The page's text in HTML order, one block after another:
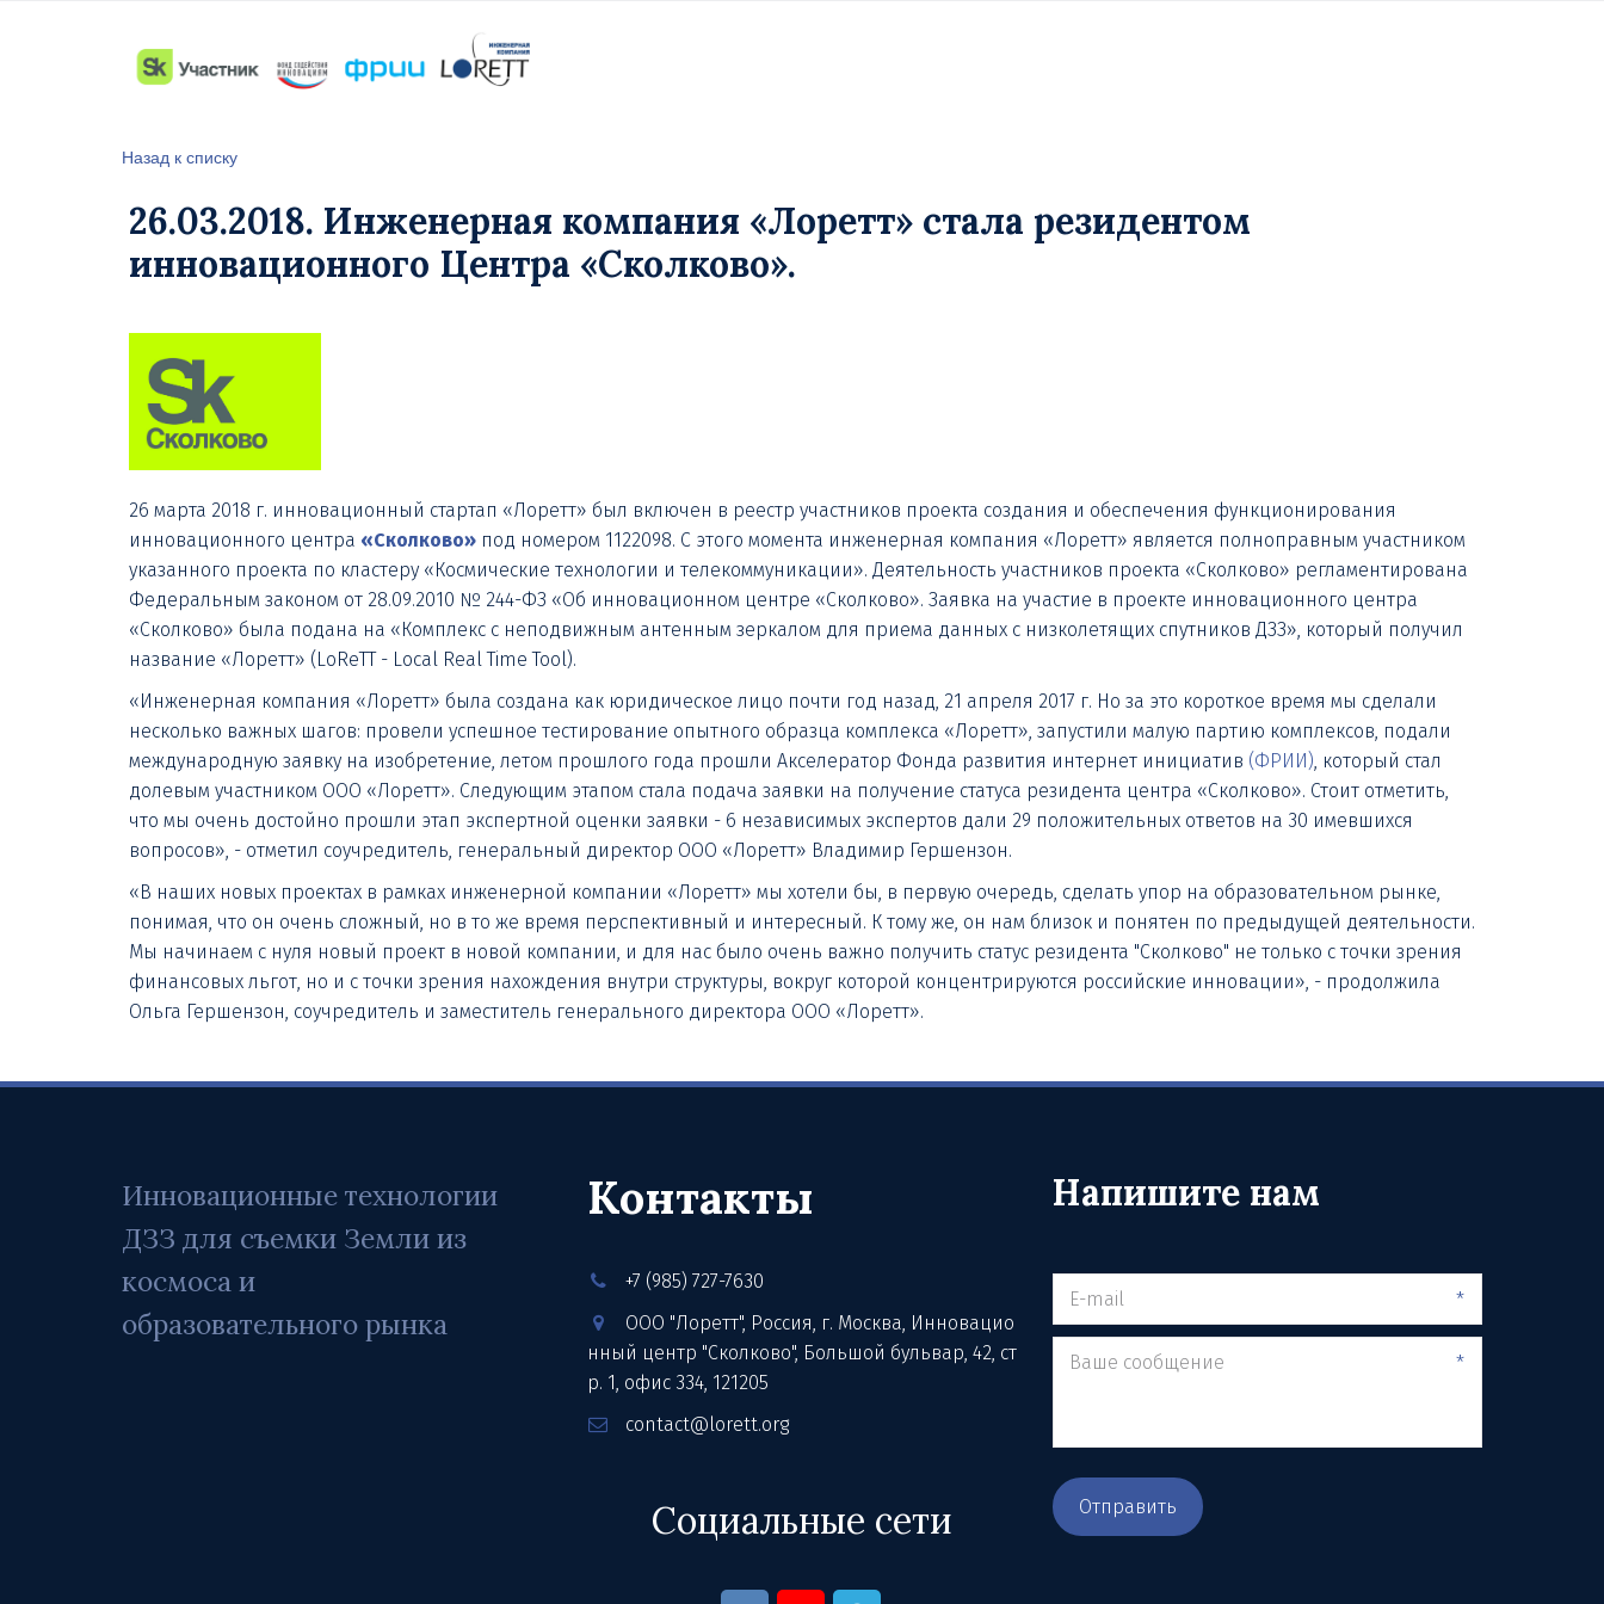
Назад к списку
26.03.2018. Инженерная компания «Лоретт» стала резидентом
инновационного Центра «Сколково».
26 марта 2018 г. инновационный стартап «Лоретт» был включен в реестр участников проекта создания и обеспечения функционирования
инновационного центра «Сколково» под номером 1122098. С этого момента инженерная компания «Лоретт» является полноправным участником
указанного проекта по кластеру «Космические технологии и телекоммуникации». Деятельность участников проекта «Сколково» регламентирована
Федеральным законом от 28.09.2010 № 244-ФЗ «Об инновационном центре «Сколково». Заявка на участие в проекте инновационного центра
«Сколково» была подана на «Комплекс с неподвижным антенным зеркалом для приема данных с низколетящих спутников ДЗЗ», который получил
название «Лоретт» (LoReTT - Local Real Time Tool).
«Инженерная компания «Лоретт» была создана как юридическое лицо почти год назад, 21 апреля 2017 г. Но за это короткое время мы сделали
несколько важных шагов: провели успешное тестирование опытного образца комплекса «Лоретт», запустили малую партию комплексов, подали
международную заявку на изобретение, летом прошлого года прошли Акселератор Фонда развития интернет инициатив (ФРИИ), который стал
долевым участником ООО «Лоретт». Следующим этапом стала подача заявки на получение статуса резидента центра «Сколково». Стоит отметить,
что мы очень достойно прошли этап экспертной оценки заявки - 6 независимых экспертов дали 29 положительных ответов на 30 имевшихся
вопросов», - отметил соучредитель, генеральный директор ООО «Лоретт» Владимир Гершензон.
«В наших новых проектах в рамках инженерной компании «Лоретт» мы хотели бы, в первую очередь, сделать упор на образовательном рынке,
понимая, что он очень сложный, но в то же время перспективный и интересный. К тому же, он нам близок и понятен по предыдущей деятельности.
Мы начинаем с нуля новый проект в новой компании, и для нас было очень важно получить статус резидента "Сколково" не только с точки зрения
финансовых льгот, но и с точки зрения нахождения внутри структуры, вокруг которой концентрируются российские инновации», - продолжила
Ольга Гершензон, соучредитель и заместитель генерального директора ООО «Лоретт».
Инновационные технологии
ДЗЗ для съемки Земли из
космоса и
образовательного рынка
Контакты
+7 (985) 727-7630
ООО "Лоретт", Россия, г. Москва, Инновацио
нный центр "Сколково", Большой бульвар, 42, ст
р. 1, офис 334, 121205
contact@lorett.org
Социальные сети
Напишите нам
*
*
Отправить